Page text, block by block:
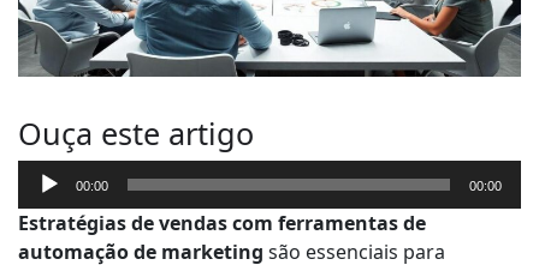
Ouça este artigo
o
c
00:00 00:00
Estratégias de vendas com ferramentas de
automação de marketing são essenciais para